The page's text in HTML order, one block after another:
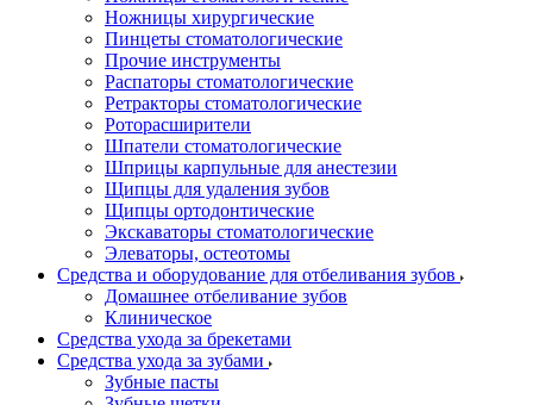
Ножницы хирургические
Пинцеты стоматологические
Прочие инструменты
Распаторы стоматологические
Ретракторы стоматологические
Роторасширители
Шпатели стоматологические
Шприцы карпульные для анестезии
Щипцы для удаления зубов
Щипцы ортодонтические
Экскаваторы стоматологические
Элеваторы, остеотомы
Средства и оборудование для отбеливания зубов
Домашнее отбеливание зубов
Клиническое
Средства ухода за брекетами
Средства ухода за зубами
Зубные пасты